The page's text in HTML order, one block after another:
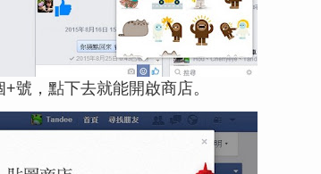
號，點下去就能開啟商店。